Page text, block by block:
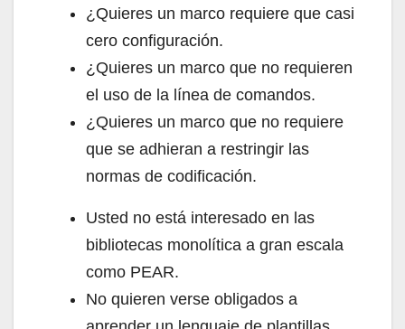
¿Quieres un marco requiere que casi
cero configuración.
¿Quieres un marco que no requieren
el uso de la línea de comandos.
¿Quieres un marco que no requiere
que se adhieran a restringir las
normas de codificación.
Usted no está interesado en las
bibliotecas monolítica a gran escala
como PEAR.
No quieren verse obligados a